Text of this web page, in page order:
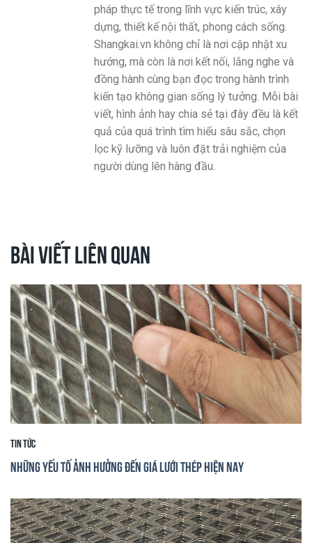
pháp thực tế trong lĩnh vực kiến trúc, xây
dựng, thiết kế nội thất, phong cách sống.
Shangkai.vn không chỉ là nơi cập nhật xu
hướng, mà còn là nơi kết nối, lắng nghe và
đồng hành cùng bạn đọc trong hành trình
kiến tạo không gian sống lý tưởng. Mỗi bài
viết, hình ảnh hay chia sẻ tại đây đều là kết
quả của quá trình tìm hiểu sâu sắc, chọn
lọc kỹ lưỡng và luôn đặt trải nghiệm của
người dùng lên hàng đầu.
Bài viết liên quan
Tin tức
Những yếu tố ảnh hưởng đến giá lưới thép hiện nay